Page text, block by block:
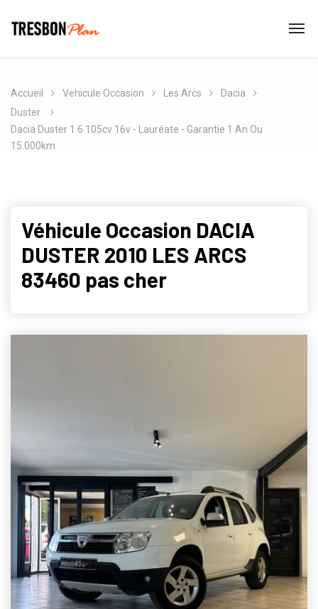
Accueil Vehicule Occasion Les Arcs
Dacia
Duster
Dacia Duster 1.6 105cv 16v - Lauréate - Garantie 1 An Ou
15.000km
Véhicule Occasion DACIA
DUSTER 2010 LES ARCS
83460 pas cher